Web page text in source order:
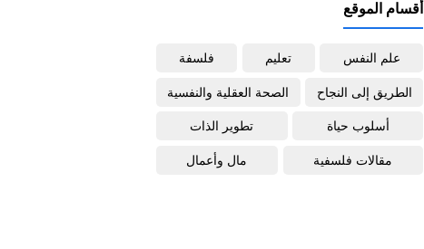
أقسام الموقع
علم النفس تعليم فلسفة
الطريق إلى النجاح الصحة العقلية والنفسية
أسلوب حياة تطوير الذات
مقالات فلسفية مال وأعمال